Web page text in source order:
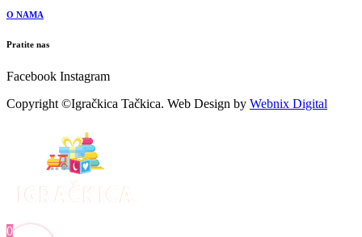
O NAMA
Pratite nas
Facebook Instagram
Copyright ©Igračkica Tačkica. Web Design by Webnix Digital
0